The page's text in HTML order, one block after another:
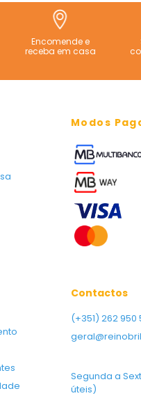
Encomende e
receba em casa
Modos
Contactos
(+351) 262 950
Segunda a
úteis)